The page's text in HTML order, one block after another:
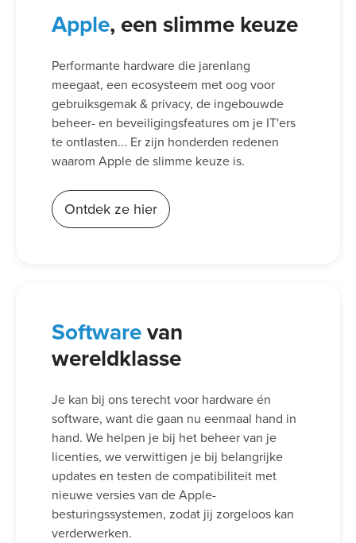
Apple, een slimme keuze
Performante hardware die jarenlang
meegaat, een ecosysteem met oog voor
gebruiksgemak & privacy, de ingebouwde
beheer- en beveiligingsfeatures om je IT'ers
te ontlasten... Er zijn honderden redenen
waarom Apple de slimme keuze is.
Ontdek ze hier
Softwarevan
wereldklasse
Je kan bij ons terecht voor hardware én
software, want die gaan nu eenmaal hand in
hand. We helpen je bij het beheer van je
licenties, we verwittigen je bij belangrijke
updates en testen de compatibiliteit met
nieuwe versies van de Apple-
besturingssystemen, zodat jij zorgeloos kan
verderwerken.